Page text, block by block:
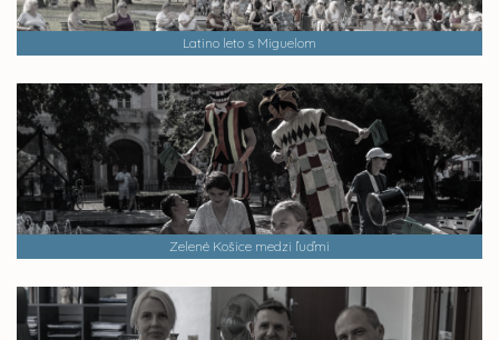
Latino leto s Miguelom
Zelené Košice medzi ľuďmi